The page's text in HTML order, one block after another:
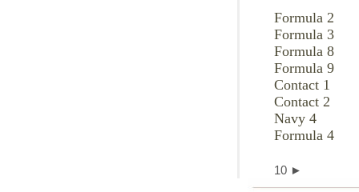
Formula 2
Formula 3
Formula 8
Formula 9
Contact 1
Contact 2
Navy 4
Formula 4
10 ►